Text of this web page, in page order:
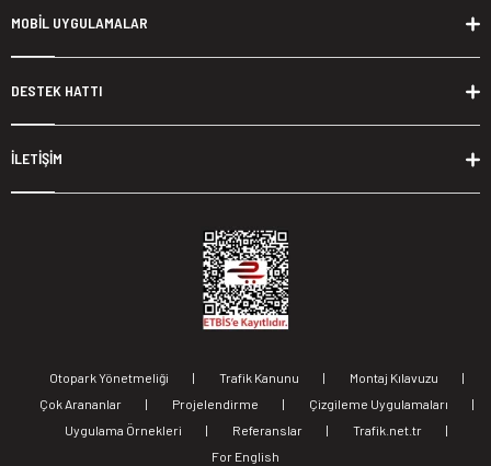
MOBİL UYGULAMALAR
DESTEK HATTI
İLETİŞİM
Otopark Yönetmeliği | Trafik Kanunu | Montaj Kılavuzu
|
Çok Arananlar
| Projelendirme | Çizgileme Uygulamaları
|
Uygulama Örnekleri
| Referanslar | Trafik.net.tr
|
For English